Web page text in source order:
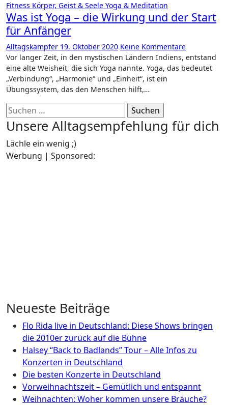
Fitness Körper, Geist & Seele Yoga & Meditation
Was ist Yoga – die Wirkung und der Start
für Anfänger
Alltagskämpfer 19. Oktober 2020 Keine Kommentare
Vor langer Zeit, in den mystischen Ländern Indiens, entstand
eine alte Weisheit, die sich Yoga nannte. Yoga, das bedeutet
„Verbindung“, „Harmonie“ und „Einheit“, ist ein
Übungssystem, das den Menschen hilft,…
Suchen
nach:
Unsere Alltagsempfehlung für dich
Lächle ein wenig ;)
Werbung | Sponsored:
Neueste Beiträge
Flo Rida live in Deutschland: Diese Shows bringen
die 2010er zurück auf die Bühne
Halsey “Back to Badlands” Tour – Alle Infos zu
Konzerten in Deutschland
Die besten Konzerte in Deutschland
Vorweihnachtszeit – Gemütlich und entspannt
Weihnachten: Woher kommen unsere Bräuche?